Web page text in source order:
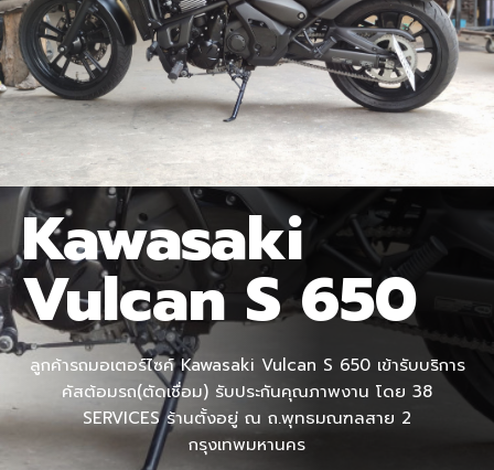
Kawasaki
Vulcan S 650
ลูกค้ารถมอเตอร์ไซค์ Kawasaki Vulcan S 650 เข้ารับบริการ
คัสต้อมรถ(ตัดเชื่อม) รับประกันคุณภาพงาน โดย 38
SERVICES ร้านตั้งอยู่ ณ ถ.พุทธมณฑลสาย 2
กรุงเทพมหานคร